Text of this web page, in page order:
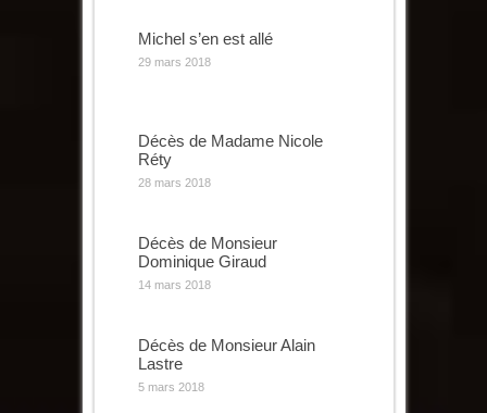
Michel s’en est allé
29 mars 2018
Décès de Madame Nicole
Réty
28 mars 2018
Décès de Monsieur
Dominique Giraud
14 mars 2018
Décès de Monsieur Alain
Lastre
5 mars 2018